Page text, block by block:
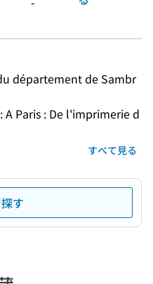
département de Sambr
Paris : De l'imprimerie d
すべて見る
す